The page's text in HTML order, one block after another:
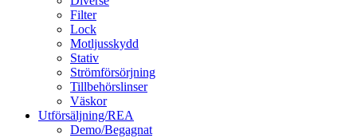
Filter
Lock
Motljusskydd
Stativ
Strömförsörjning
Tillbehörslinser
Väskor
Utförsäljning/REA
Demo/Begagnat